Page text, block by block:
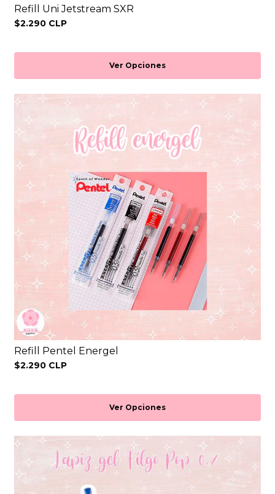
Refill Uni Jetstream SXR
$2.290 CLP
Ver Opciones
Refill Pentel Energel
$2.290 CLP
Ver Opciones